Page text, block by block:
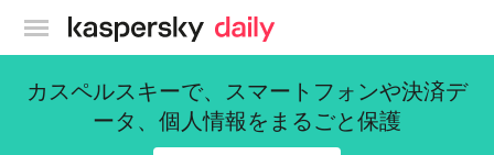
カスペルスキー公式ブログ
カスペルスキーで、スマートフォンや決済デ
ータ、個人情報をまるごと保護